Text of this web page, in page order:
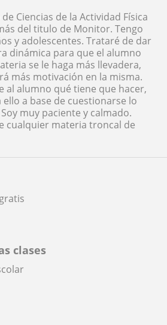
clases
Ciencias de la Actividad Física
del titulo de Monitor. Tengo
y adolescentes. Trataré de dar
dinámica para que el alumno
se le haga más llevadera,
más motivación en la misma.
al alumno qué tiene que hacer,
a base de cuestionarse lo
muy paciente y calmado.
cualquier materia troncal de